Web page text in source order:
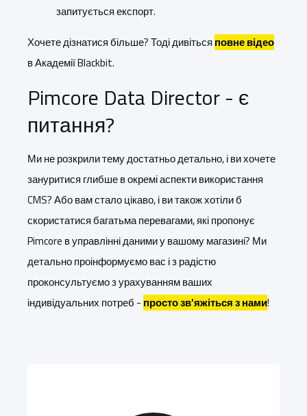
запитується експорт.
Хочете дізнатися більше? Тоді дивіться повне відео
в Академії Blackbit.
Pimcore Data Director - є
питання?
Ми не розкрили тему достатньо детально, і ви хочете
зануритися глибше в окремі аспекти використання
CMS? Або вам стало цікаво, і ви також хотіли б
скористатися багатьма перевагами, які пропонує
Pimcore в управлінні даними у вашому магазині? Ми
детально проінформуємо вас і з радістю
проконсультуємо з урахуванням ваших
індивідуальних потреб - просто зв'яжіться з нами!